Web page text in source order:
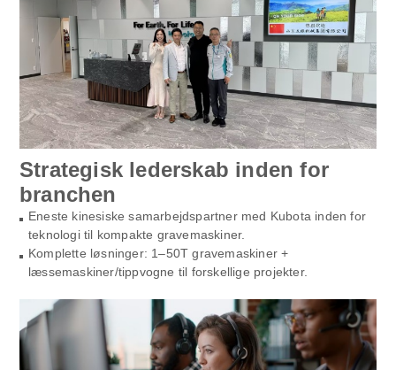
Strategisk lederskab inden for
branchen
Eneste kinesiske samarbejdspartner med Kubota inden for
teknologi til kompakte gravemaskiner.
Komplette løsninger: 1–50T gravemaskiner +
læssemaskiner/tippvogne til forskellige projekter.